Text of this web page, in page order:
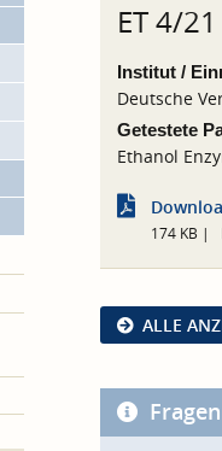
ET 4/21
Institut /
Deutsche
Getestete
Ethanol
174 KB
ALLE